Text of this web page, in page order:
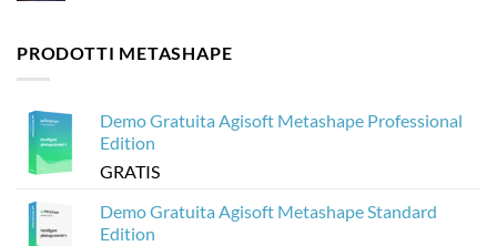
crash
di
Agisoft
Come
creare
web
modelli
Metashape
Agisoft
PRODOTTI METASHAPE
Demo Gratuita Agisoft Metashape Professional
Edition
GRATIS
Demo Gratuita Agisoft Metashape Standard
Edition